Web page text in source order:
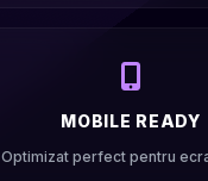
MOBILE READY
Optimizat perfect pentru